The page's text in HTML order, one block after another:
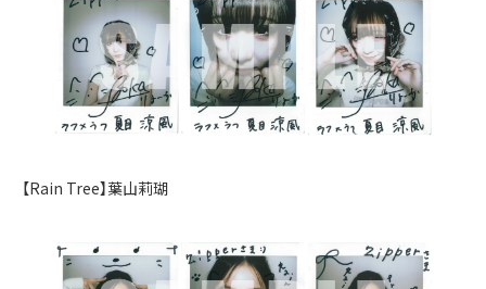
【Rain Tree】葉山莉瑚